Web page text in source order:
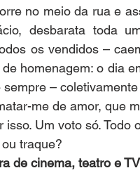
no meio da rua e
desbarata toda
os vendidos –
homenagem: o dia
–
me de amor, que
isso. Um voto só.
traque?
de cinema, teatro e TV